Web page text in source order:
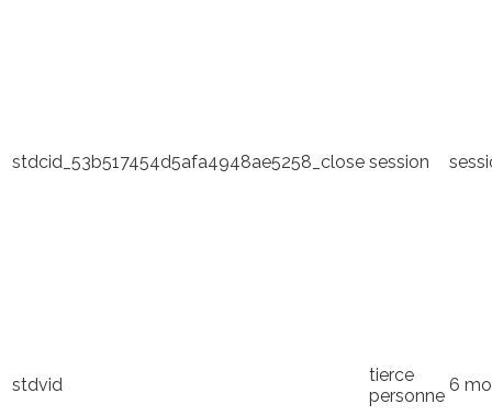
stdcid_53b517454d5afa4948ae5258_close session
stdvid
tierce
personne
6